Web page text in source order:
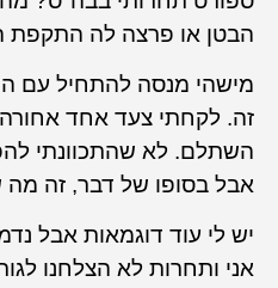
הבטן או פרצה לה התקפת
מישהי מנסה להתחיל עם
זה. לקחתי צעד אחד אחורה.
השתלם. לא שהתכוונתי
אבל בסופו של דבר, זה מה
יש לי עוד דוגמאות אבל
אני ותחרות לא הצלחנו